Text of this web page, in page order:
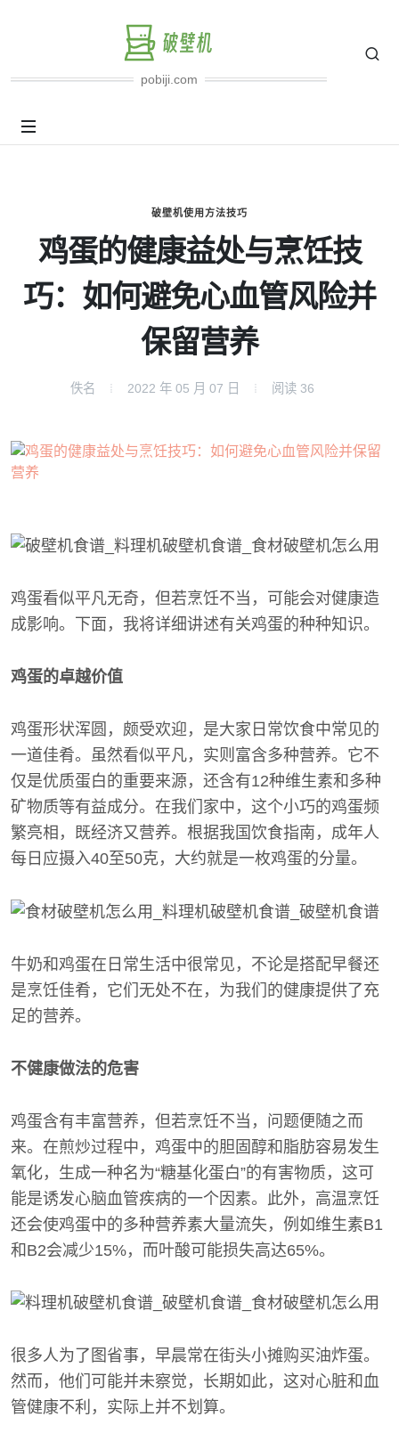
pobiji.com
破壁机使用方法技巧
鸡蛋的健康益处与烹饪技
巧：如何避免心血管风险并
保留营养
佚名 2022 年 05 月 07 日 阅读 36
鸡蛋看似平凡无奇，但若烹饪不当，可能会对健康造
成影响。下面，我将详细讲述有关鸡蛋的种种知识。
鸡蛋的卓越价值
鸡蛋形状浑圆，颇受欢迎，是大家日常饮食中常见的
一道佳肴。虽然看似平凡，实则富含多种营养。它不
仅是优质蛋白的重要来源，还含有12种维生素和多种
矿物质等有益成分。在我们家中，这个小巧的鸡蛋频
繁亮相，既经济又营养。根据我国饮食指南，成年人
每日应摄入40至50克，大约就是一枚鸡蛋的分量。
牛奶和鸡蛋在日常生活中很常见，不论是搭配早餐还
是烹饪佳肴，它们无处不在，为我们的健康提供了充
足的营养。
不健康做法的危害
鸡蛋含有丰富营养，但若烹饪不当，问题便随之而
来。在煎炒过程中，鸡蛋中的胆固醇和脂肪容易发生
氧化，生成一种名为“糖基化蛋白”的有害物质，这可
能是诱发心脑血管疾病的一个因素。此外，高温烹饪
还会使鸡蛋中的多种营养素大量流失，例如维生素B1
和B2会减少15%，而叶酸可能损失高达65%。
很多人为了图省事，早晨常在街头小摊购买油炸蛋。
然而，他们可能并未察觉，长期如此，这对心脏和血
管健康不利，实际上并不划算。